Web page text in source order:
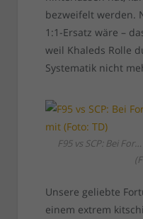
bezweifelt werden.
1:1-Ersatz wäre –
weil Khaleds Rolle
Systematik nicht
F95 vs SCP: Bei
Unsere geliebte
einem extrem